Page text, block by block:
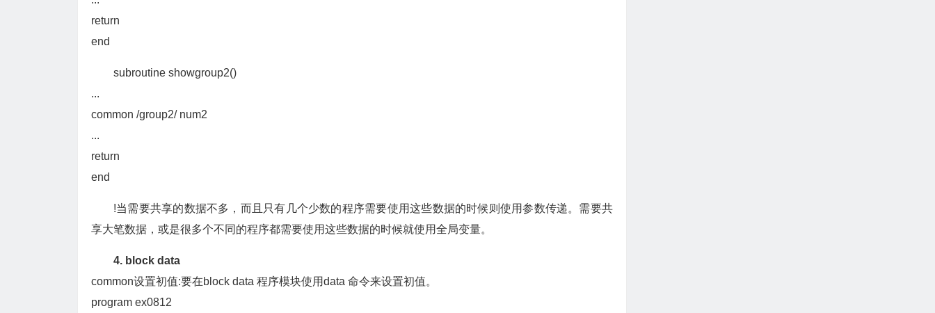
return
end
subroutine showgroup2()
...
common /group2/ num2
...
return
end
!当需要共享的数据不多，而且只有几个少数的程序需要使用这些数据的时候则使用参数传递。需要共
享大笔数据，或是很多个不同的程序都需要使用这些数据的时候就使用全局变量。
4. block data
common设置初值:要在block data 程序模块使用data 命令来设置初值。
program ex0812